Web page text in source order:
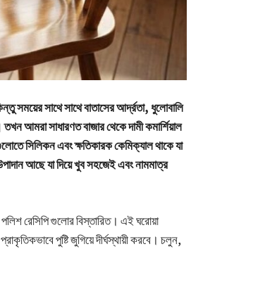
সময়ের সাথে সাথে বাতাসের আর্দ্রতা, ধুলোবালি
আমরা সাধারণত বাজার থেকে দামী কমার্শিয়াল
সিলিকন এবং ক্ষতিকারক কেমিক্যাল থাকে যা
আছে যা দিয়ে খুব সহজেই এবং নামমাত্র
রেসিপি গুলোর বিস্তারিত। এই ঘরোয়া
পুষ্টি জুগিয়ে দীর্ঘস্থায়ী করবে। চলুন,